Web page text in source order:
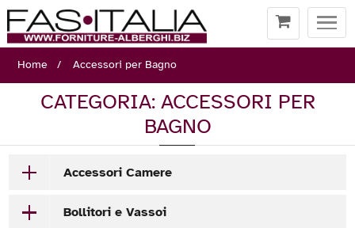
Home
Accessori per Bagno
CATEGORIA: ACCESSORI PER
BAGNO
Accessori Camere
Bollitori e Vassoi